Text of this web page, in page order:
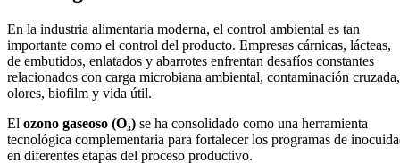
En la industria alimentaria moderna, el control ambiental es tan
importante como el control del producto. Empresas cárnicas, lácteas,
de embutidos, enlatados y abarrotes enfrentan desafíos constantes
relacionados con carga microbiana ambiental, contaminación cruzada,
olores, biofilm y vida útil.
El ozono gaseoso (O₃) se ha consolidado como una herramienta
tecnológica complementaria para fortalecer los programas de
en diferentes etapas del proceso productivo.